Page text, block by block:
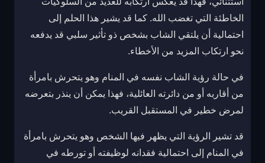
الخاطئة التي تغضب الله. كما قد يشير هذا الحلم إلى
احتمالية أن يلتقي الشاب بشخص ذو تأثير سلبي قد يدفعه
نحو ارتكاب المزيد من الأخطاء.
في حالة رؤية الشاب نفسه في المنام وهو يتحرش بامرأة
من أقاربه أو من دائرته العائلية، فهذا يمكن أن ينذر بتعرضه
لمرض خطير في المستقبل القريب.
قد تشير الرؤية التي يظهر فيها الشخص وهو يتحرش بامرأة
في المنام إلى احتمالية فقدانه لوظيفته أو تورطه في